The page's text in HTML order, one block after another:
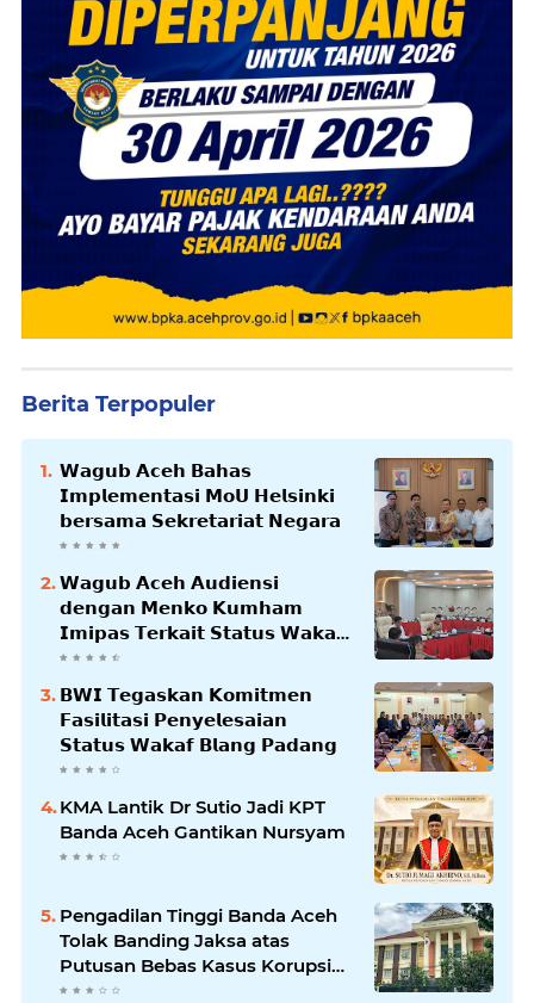
Berita Terpopuler
𝗪𝗮𝗴𝘂𝗯 𝗔𝗰𝗲𝗵 𝗕𝗮𝗵𝗮𝘀
𝗜𝗺𝗽𝗹𝗲𝗺𝗲𝗻𝘁𝗮𝘀𝗶 𝗠𝗼𝗨 𝗛𝗲𝗹𝘀𝗶𝗻𝗸𝗶
𝗯𝗲𝗿𝘀𝗮𝗺𝗮 𝗦𝗲𝗸𝗿𝗲𝘁𝗮𝗿𝗶𝗮𝘁 𝗡𝗲𝗴𝗮𝗿𝗮
𝗪𝗮𝗴𝘂𝗯 𝗔𝗰𝗲𝗵 𝗔𝘂𝗱𝗶𝗲𝗻𝘀𝗶
𝗱𝗲𝗻𝗴𝗮𝗻 𝗠𝗲𝗻𝗸𝗼 𝗞𝘂𝗺𝗵𝗮𝗺
𝗜𝗺𝗶𝗽𝗮𝘀 𝗧𝗲𝗿𝗸𝗮𝗶𝘁 𝗦𝘁𝗮𝘁𝘂𝘀 𝗪𝗮𝗸𝗮𝗳
𝗕𝗹𝗮𝗻𝗴𝗽𝗮𝗱𝗮𝗻𝗴
𝗕𝗪𝗜 𝗧𝗲𝗴𝗮𝘀𝗸𝗮𝗻 𝗞𝗼𝗺𝗶𝘁𝗺𝗲𝗻
𝗙𝗮𝘀𝗶𝗹𝗶𝘁𝗮𝘀𝗶 𝗣𝗲𝗻𝘆𝗲𝗹𝗲𝘀𝗮𝗶𝗮𝗻
𝗦𝘁𝗮𝘁𝘂𝘀 𝗪𝗮𝗸𝗮𝗳 𝗕𝗹𝗮𝗻𝗴 𝗣𝗮𝗱𝗮𝗻𝗴
KMA Lantik Dr Sutio Jadi KPT
Banda Aceh Gantikan Nursyam
Pengadilan Tinggi Banda Aceh
Tolak Banding Jaksa atas
Putusan Bebas Kasus Korupsi
Wastafel